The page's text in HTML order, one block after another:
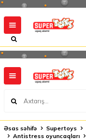
Əsas səhifə Supertoys
Antistress oyuncaqları